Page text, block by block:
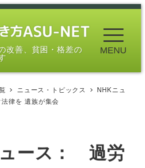
改善、貧困・格差の MENU
ニュース・トピックス
NHKニュ
律を 遺族が集会
ース： 過労